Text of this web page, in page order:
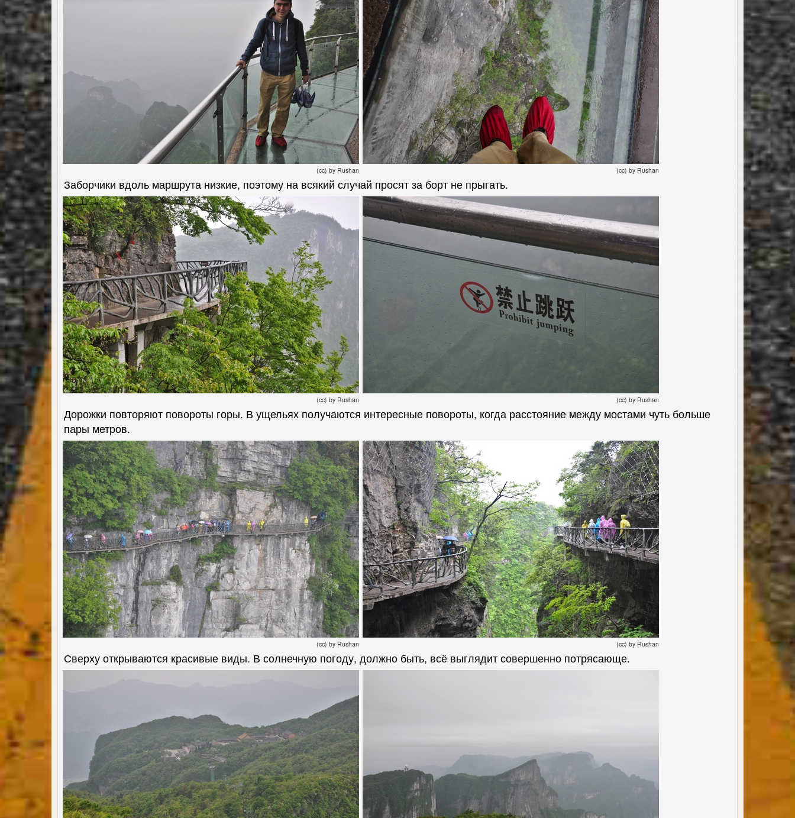
(cc) by Rushan (cc) by Rushan
Заборчики вдоль маршрута низкие, поэтому на всякий случай просят за борт не прыгать.
(cc) by Rushan (cc) by Rushan
Дорожки повторяют повороты горы. В ущельях получаются интересные повороты, когда расстояние между мостами чуть больше
пары метров.
(cc) by Rushan (cc) by Rushan
Сверху открываются красивые виды. В солнечную погоду, должно быть, всё выглядит совершенно потрясающе.